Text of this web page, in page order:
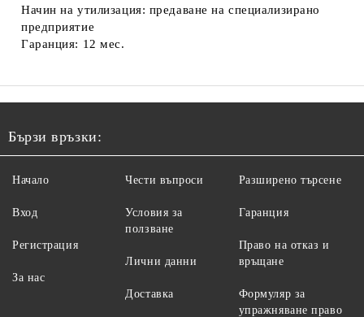
Начин на утилизация: предаване на специализирано
предприятие
Гаранция: 12 мес.
Бързи връзки:
Начало
Вход
Регистрация
За нас
Чести въпроси
Условия за
ползване
Лични данни
Доставка
Разширено търсене
Гаранция
Право на отказ и
връщане
Формуляр за
упражняване право